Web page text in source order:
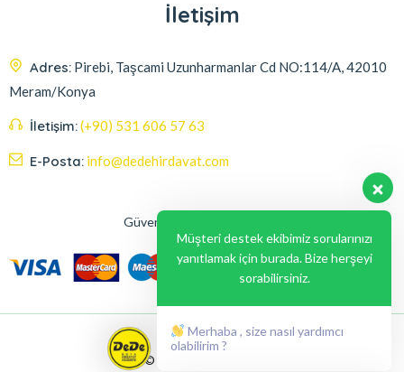
İletişim
Adres: Pirebi, Taşcami Uzunharmanlar Cd NO:114/A, 42010
Meram/Konya
İletişim:(+90) 531 606 57 63
E-Posta: info@dedehirdavat.com
Güvenli Ödeme Seçenekleri
© 2024, Liabil Dizayn
Müşteri destek ekibimiz sorularınızı
yanıtlamak için burada. Bize herşeyi
sorabilirsiniz.
Merhaba , size nasıl yardımcı
olabilirim ?